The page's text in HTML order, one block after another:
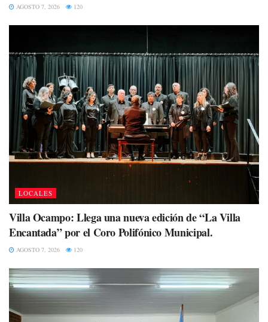
AGOSTO 7, 2026 120
LOCALES
Villa Ocampo: Llega una nueva edición de “La Villa
Encantada” por el Coro Polifónico Municipal.
AGOSTO 7, 2026 120